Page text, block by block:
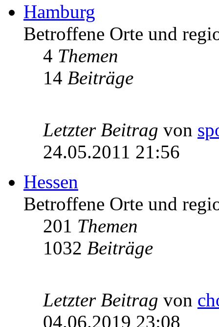
Hamburg
Betroffene Orte und
4 Themen
14 Beiträge
Letzter Beitrag von
24.05.2011 21:56
Hessen
Betroffene Orte und
201 Themen
1032 Beiträge
Letzter Beitrag von
04.06.2019 23:08